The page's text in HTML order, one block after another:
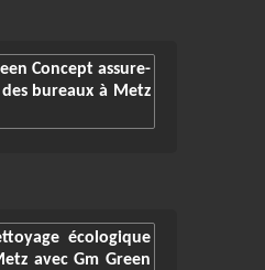
Concept assure-
bureaux à Metz
écologique
avec Gm Green